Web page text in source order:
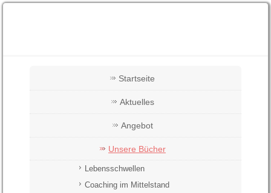
Startseite
Aktuelles
Angebot
Unsere Bücher
Lebensschwellen
Coaching im Mittelstand